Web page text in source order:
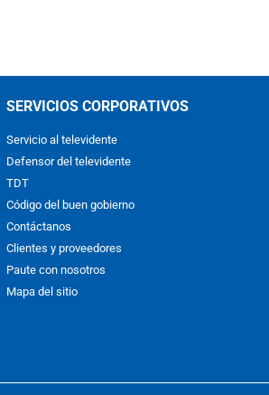
SERVICIOS CORPORATIVOS
Servicio al televidente
Defensor del televidente
TDT
Código del buen gobierno
Contáctanos
Clientes y proveedores
Paute con nosotros
Mapa del sitio